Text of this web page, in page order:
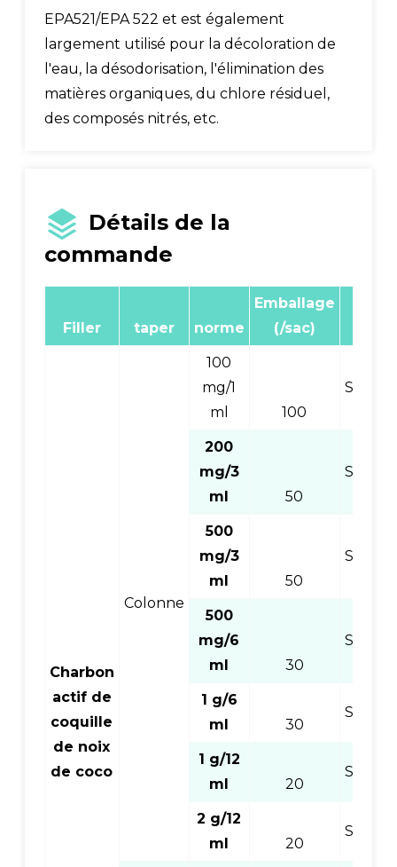
EPA521/EPA 522 et est également
largement utilisé pour la décoloration de
l'eau, la désodorisation, l'élimination des
matières organiques, du chlore résiduel,
des composés nitrés, etc.
Détails de la
commande
Filler taper norme
Emballage
(/sac)
Charbon
actif de
coquille
de noix
de coco
Colonne
100
mg/1
ml
100
200
mg/3
ml
50
500
mg/3
ml
50
500
mg/6
ml
30
1 g/6
ml
30
1 g/12
ml
20
2 g/12
ml
20